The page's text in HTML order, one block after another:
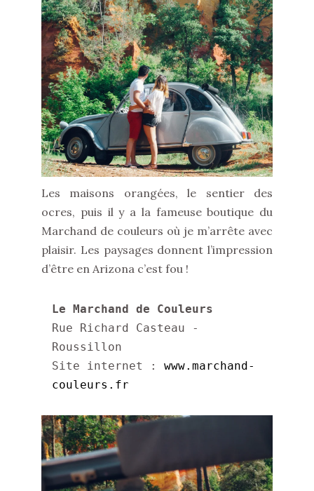
Les maisons orangées, le sentier des
ocres, puis il y a la fameuse boutique du
Marchand de couleurs où je m’arrête avec
plaisir. Les paysages donnent l’impression
d’être en Arizona c’est fou !
Le Marchand de Couleurs
Rue Richard Casteau -
Roussillon
Site internet : www.marchand-
couleurs.fr